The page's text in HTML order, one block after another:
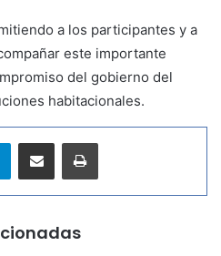
a los participantes y a
este importante
del gobierno del
habitacionales.
Telegram